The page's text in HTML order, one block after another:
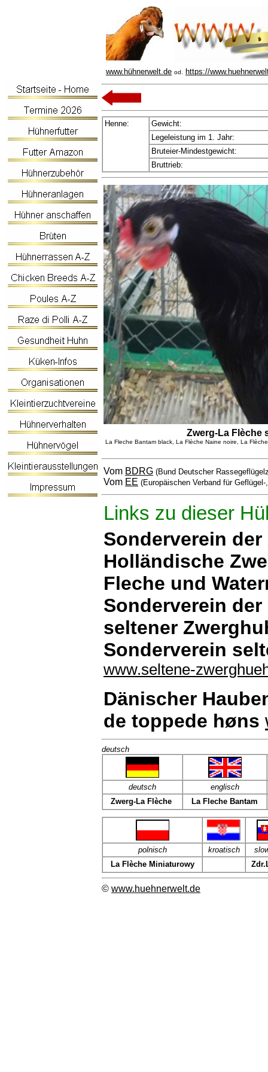
www.hühnerwelt.de od. https://
Henne:
Gewicht:
Legeleistung im 1. Jahr:
Bruteier-Mindestgewicht:
Bruttrieb:
Zwerg-La Flèche
La Fleche Bantam black, La Flèche Naine noire, La
Vom BDRG (Bund Deutscher
Vom EE (Europäischen Verband für
Links zu dieser
Sonderverein
Holländische
Fleche und
Sonderverein
seltener
Sonderverein
www.seltene-
Dänischer
de toppede høns
deutsch
deutsch
englisch
Zwerg-La Flèche
La Fleche Bantam
polnisch kroatisch
La Flèche Miniaturowy
© www.huehnerwelt.de